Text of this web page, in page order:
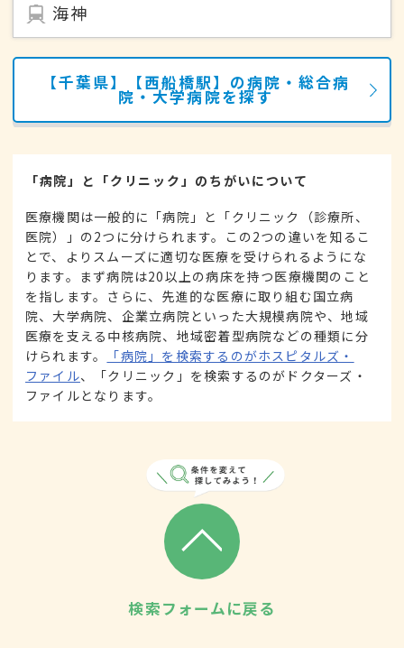
海神
【千葉県】【西船橋駅】の病院・総合病
院・大学病院を探す
「病院」と「クリニック」のちがいについて
医療機関は一般的に「病院」と「クリニック（診療所、
医院）」の2つに分けられます。この2つの違いを知るこ
とで、よりスムーズに適切な医療を受けられるようにな
ります。まず病院は20以上の病床を持つ医療機関のこと
を指します。さらに、先進的な医療に取り組む国立病
院、大学病院、企業立病院といった大規模病院や、地域
医療を支える中核病院、地域密着型病院などの種類に分
けられます。
「病院」を検索するのがホスピタルズ・
ファイル、「クリニック」を検索するのがドクターズ・
ファイルとなります。
検索フォームに戻る